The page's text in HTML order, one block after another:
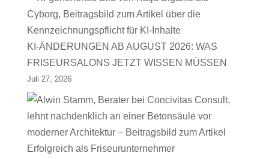
KI-ÄNDERUNGEN AB AUGUST 2026: WAS
FRISEURSALONS JETZT WISSEN MÜSSEN
Juli 27, 2026